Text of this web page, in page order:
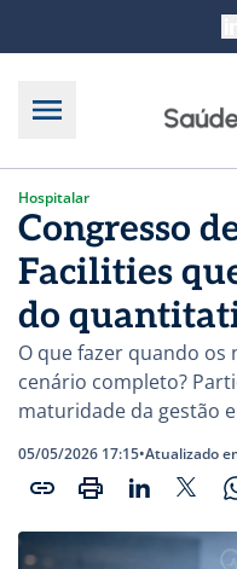
Hospitalar
Congresso
Facilities
do
O que fazer quando
cenário completo?
maturidade da gestão
05/05/2026 17:15•Atualizado